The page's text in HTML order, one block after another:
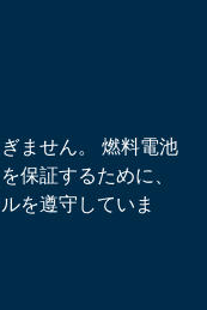
ません。 燃料電池
保証するために、
を遵守していま